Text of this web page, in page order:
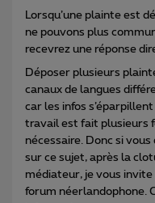
Lorsqu’une plainte est
ne pouvons plus
recevrez une réponse
Déposer plusieurs
canaux de langues
car les infos
travail est fait plusieurs
nécessaire. Donc si
sur ce sujet, après la
médiateur, je vous
forum néerlandophone.